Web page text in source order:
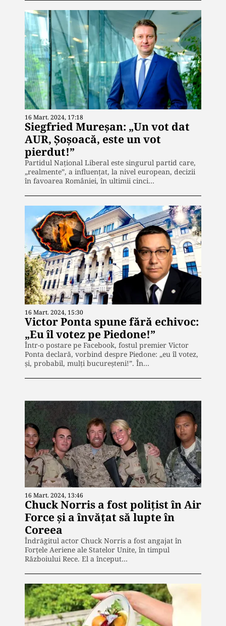
16 Mart. 2024, 17:18
Siegfried Mureșan: „Un vot dat
AUR, Șoșoacă, este un vot
pierdut!”
Partidul Naţional Liberal este singurul partid care,
„realmente”, a influenţat, la nivel european, decizii
în favoarea României, în ultimii cinci…
16 Mart. 2024, 15:30
Victor Ponta spune fără echivoc:
„Eu îl votez pe Piedone!”
Într-o postare pe Facebook, fostul premier Victor
Ponta declară, vorbind despre Piedone: „eu îl votez,
și, probabil, mulți bucureșteni!”. În…
16 Mart. 2024, 13:46
Chuck Norris a fost polițist în Air
Force și a învățat să lupte în
Coreea
Îndrăgitul actor Chuck Norris a fost angajat în
Forțele Aeriene ale Statelor Unite, în timpul
Războiului Rece. El a început…